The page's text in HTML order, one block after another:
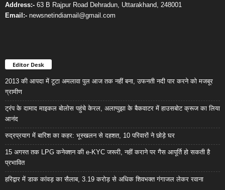
Address:- 63 B Rajpur Road Dehradun, Uttarakhand, 248001
Email:- newsnetindiamail@gmail.com
Editor Desk
2013 की आपदा में टूटा अमलावा पुल आज तक नहीं बना, उफनती नदी पार करने को मजबूर
ग्रामीण
ट्रंप के दामाद माइकल बोलोस पहुंचे केरल, अलाप्पुझा के बैकवाटर में हाउसबोट क्रूज का लिया
आनंद
रुद्रप्रयाग में बारिश का कहर: भूस्खलन से दहशत, 10 परिवारों ने छोड़े घर
15 अगस्त तक LPG कनेक्शन की e-KYC जरूरी, नहीं कराने पर गैस आपूर्ति हो सकती है
प्रभावित
हरिद्वार में डाक कांवड़ का सैलाब, 3.19 करोड़ से अधिक शिवभक्त गंगाजल लेकर रवाना